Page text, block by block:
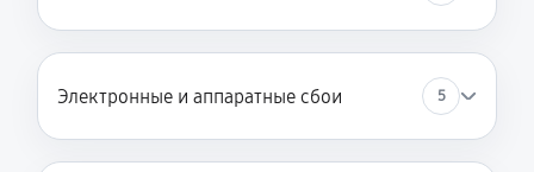
Электронные и аппаратные сбои 5